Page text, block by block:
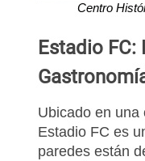
Centro
Estadio
Ubicado en una
Estadio FC es
paredes están